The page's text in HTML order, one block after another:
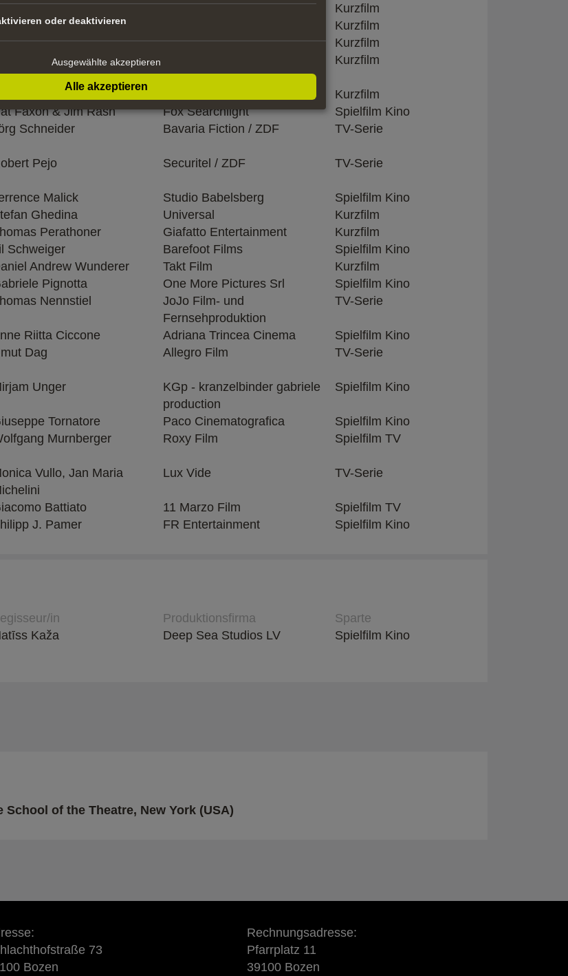
Gabanella JCGBits Prod.
Kurzfilm
Gabanella
Kurzfilm
Maria Kerschbaumer JC Bits Prod.
Kurzfilm
Weigel Kurzfilm
Perathoner
Kurzfilm
Faxon & Jim Rash Fox Searchlight
Spielfilm Kino
Schneider Bavaria Fiction / ZDF TV-Serie
Pejo Securitel / ZDF TV-Serie
Malick Studio Babelsberg
Spielfilm Kino
Ghedina Universal
Kurzfilm
Perathoner Giafatto Entertainment
Kurzfilm
Schweiger Barefoot Films
Spielfilm Kino
Andrew Wunderer Takt Film
Kurzfilm
Pignotta One More Pictures Srl
Spielfilm Kino
Nennstiel
JoJo Film- und
Fernsehproduktion
TV-Serie
Riitta Ciccone Adriana Trincea Cinema
Spielfilm Kino
Dag Allegro Film TV-Serie
Unger
KGp - kranzelbinder gabriele
production
Spielfilm Kino
Tornatore Paco Cinematografica
Spielfilm Kino
Murnberger Roxy Film Spielfilm TV
Vullo, Jan Maria
Lux Vide TV-Serie
Battiato 11 Marzo Film
Spielfilm TV
J. Pamer FR Entertainment Spielfilm Kino
in Produktionsfirma
Sparte
Kaža Deep Sea Studios LV Spielfilm Kino
of the Theatre, New York (USA)
73
Bozen
Rechnungsadresse:
Pfarrplatz 11
39100 Bozen
oder deaktivieren
Ausgewählte akzeptieren
Alle akzeptieren